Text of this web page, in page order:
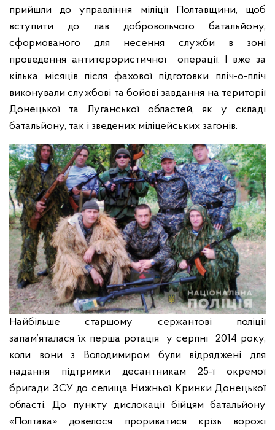
прийшли до управління міліції Полтавщини, щоб
вступити до лав добровольчого батальйону,
сформованого для несення служби в зоні
проведення антитерористичної операції. І вже за
кілька місяців після фахової підготовки пліч-о-пліч
виконували службові та бойові завдання на території
Донецької та Луганської областей, як у складі
батальйону, так і зведених міліцейських загонів.
Найбільше старшому сержантові поліції
запам’яталася їх перша ротація у серпні 2014 року,
коли вони з Володимиром були відряджені для
надання підтримки десантникам 25-ї окремої
бригади ЗСУ до селища Нижньої Кринки Донецької
області. До пункту дислокації бійцям батальйону
«Полтава» довелося прориватися крізь ворожі